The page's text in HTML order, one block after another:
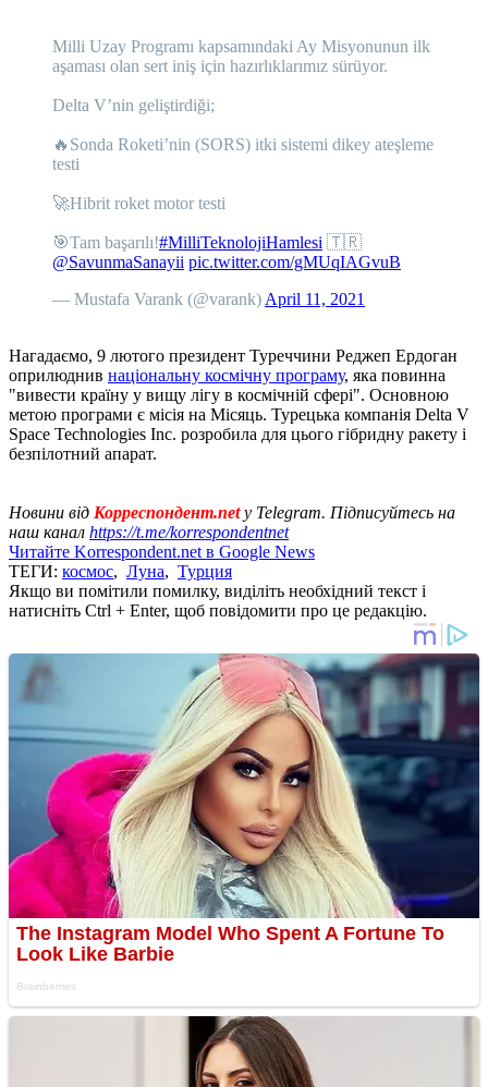
Milli Uzay Programı kapsamındaki Ay Misyonunun ilk
aşaması olan sert iniş için hazırlıklarımız sürüyor.
Delta V’nin geliştirdiği;
🔥Sonda Roketi’nin (SORS) itki sistemi dikey ateşleme
testi
🚀Hibrit roket motor testi
🎯Tam başarılı!#MilliTeknolojiHamlesi 🇹🇷
@SavunmaSanayii pic.twitter.com/gMUqIAGvuB
— Mustafa Varank (@varank) April 11, 2021
Нагадаємо, 9 лютого президент Туреччини Реджеп Ердоган
оприлюднив національну космічну програму, яка повинна
"вивести країну у вищу лігу в космічній сфері". Основною
метою програми є місія на Місяць. Турецька компанія Delta V
Space Technologies Inc. розробила для цього гібридну ракету і
безпілотний апарат.
Новини від Корреспондент.netу Telegram. Підписуйтесь на
наш канал https://t.me/korrespondentnet
Читайте Korrespondent.net в Google News
ТЕГИ: космос, Луна, Турция
Якщо ви помітили помилку, виділіть необхідний текст і
натисніть Ctrl + Enter, щоб повідомити про це редакцію.